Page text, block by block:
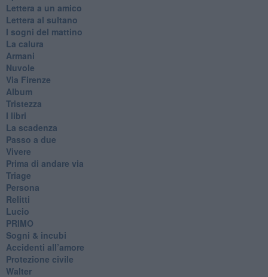
Lettera a un amico
Lettera al sultano
I sogni del mattino
La calura
Armani
Nuvole
Via Firenze
Album
Tristezza
I libri
La scadenza
Passo a due
Vivere
Prima di andare via
Triage
Persona
Relitti
Lucio
PRIMO
Sogni & incubi
Accidenti all’amore
Protezione civile
Walter